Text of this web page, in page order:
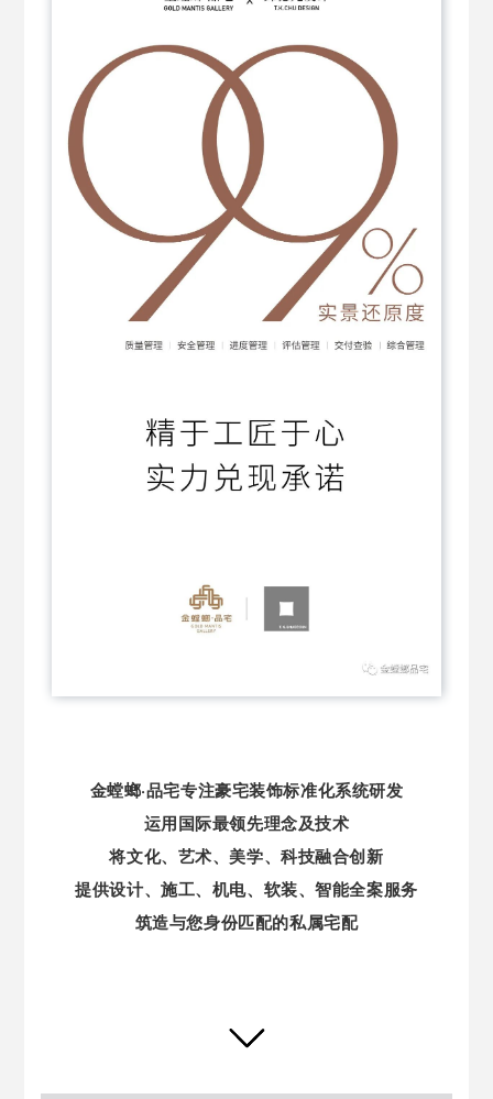
金螳螂·品宅专注豪宅装饰标准化系统研发
运用国际最领先理念及技术
将文化、艺术、美学、科技融合创新
提供设计、施工、机电、软装、智能全案服务
筑造与您身份匹配的私属宅配